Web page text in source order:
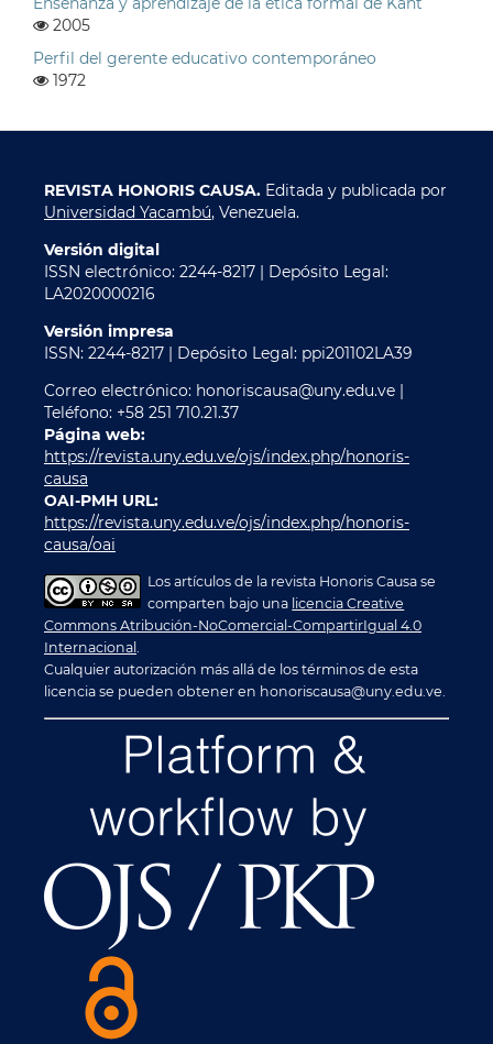
2005
Perfil del gerente educativo contemporáneo
1972
REVISTA HONORIS CAUSA. Editada y publicada por
Universidad Yacambú, Venezuela.
Versión digital
ISSN electrónico: 2244-8217 | Depósito Legal:
LA2020000216
Versión impresa
ISSN: 2244-8217 | Depósito Legal: ppi201102LA39
Correo electrónico: honoriscausa@uny.edu.ve |
Teléfono: +58 251 710.21.37
Página web:
https://revista.uny.edu.ve/ojs/index.php/honoris-
causa
OAI-PMH URL:
https://revista.uny.edu.ve/ojs/index.php/honoris-
causa/oai
Los artículos de la revista Honoris Causa se
comparten bajo una licencia Creative
Commons Atribución-NoComercial-CompartirIgual 4.0
Internacional
Cualquier autorización más allá de los términos de esta
licencia se pueden obtener en honoriscausa@uny.edu.ve.